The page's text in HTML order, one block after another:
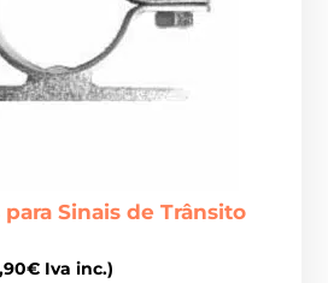
Sinais de Trânsito
€ Iva inc.)